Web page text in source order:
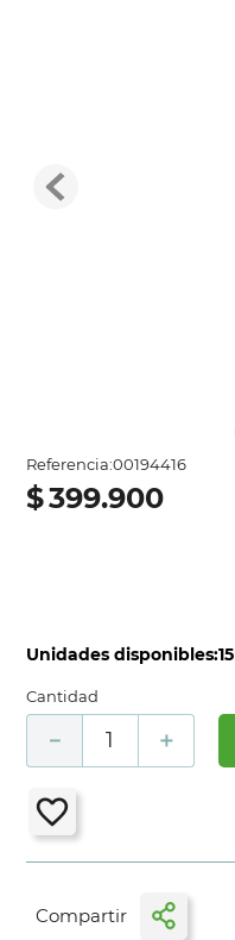
Referencia:00194416
$399.900
Unidades disponibles:15
Cantidad
＋
－